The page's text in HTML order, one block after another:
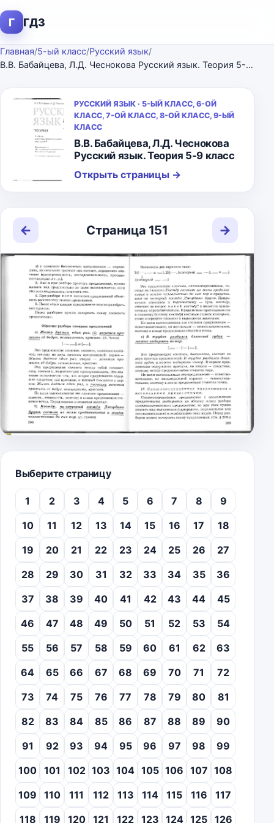
Г ГДЗ
Главная/5-ый класс/Русский язык/
В.В. Бабайцева, Л.Д. Чеснокова Русский язык. Теория 5-9 класс
РУССКИЙ ЯЗЫК · 5-ЫЙ КЛАСС, 6-ОЙ
КЛАСС, 7-ОЙ КЛАСС, 8-ОЙ КЛАСС, 9-ЫЙ
КЛАСС
В.В. Бабайцева, Л.Д. Чеснокова
Русский язык. Теория 5-9 класс
Открыть страницы →
← Страница 151 →
Выберите страницу
1 2 3 4 5 6 7 8
9
10
11 12 13 14 15 16 17
18
19
20 21 22 23 24 25 26
27
28
29 30 31 32 33 34 35
36
37
38 39 40 41 42 43 44
45
46
47 48 49 50 51 52 53
54
55
56 57 58 59 60 61 62
63
64
65 66 67 68 69 70 71
72
73
74 75 76 77 78 79 80
81
82
83 84 85 86 87 88 89
90
91
92 93 94 95 96 97 98
99
100 101 102 103 104 105 106 107 108
109
110 111 112 113 114 115 116
117
118
119 120 121 122 123 124 125 126